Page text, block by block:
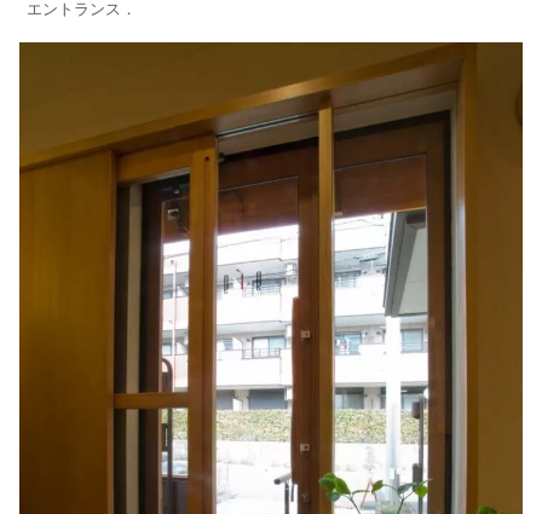
エントランス．